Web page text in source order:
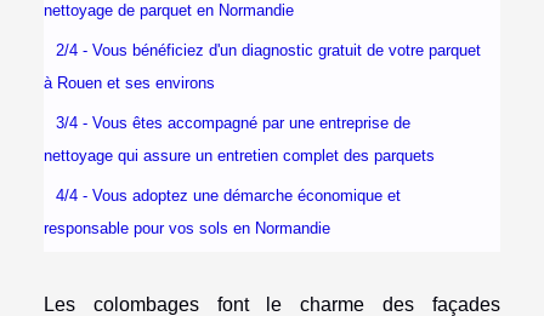
nettoyage de parquet en Normandie
2/4 - Vous bénéficiez d'un diagnostic gratuit de votre parquet
à Rouen et ses environs
3/4 - Vous êtes accompagné par une entreprise de
nettoyage qui assure un entretien complet des parquets
4/4 - Vous adoptez une démarche économique et
responsable pour vos sols en Normandie
Les colombages font le charme des façades